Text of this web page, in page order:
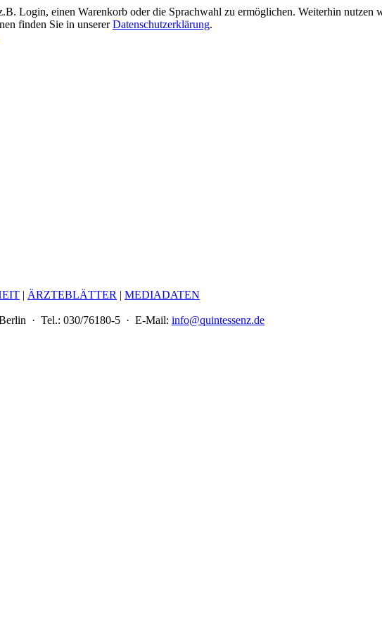
Login, einen Warenkorb oder die Sprachwahl zu ermöglichen. Weiterhin nutzen
finden Sie in unsererDatenschutzerklärung.
| ÄRZTEBLÄTTER | MEDIADATEN
· Tel.: 030/76180-5 · E-Mail: info@quintessenz.de